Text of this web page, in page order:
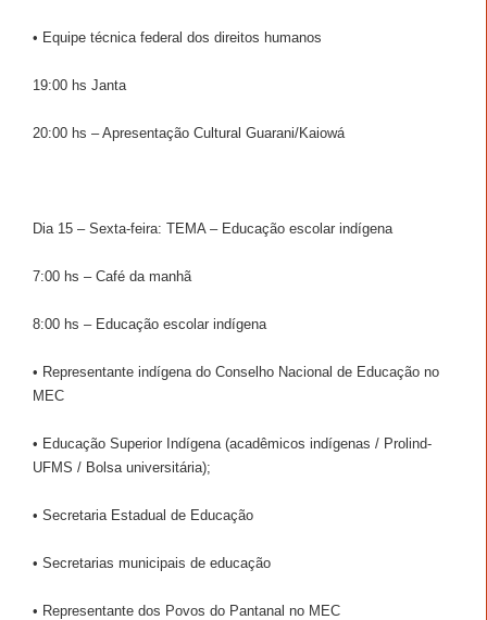
• Equipe técnica federal dos direitos humanos
19:00 hs Janta
20:00 hs – Apresentação Cultural Guarani/Kaiowá
Dia 15 – Sexta-feira: TEMA – Educação escolar indígena
7:00 hs – Café da manhã
8:00 hs – Educação escolar indígena
• Representante indígena do Conselho Nacional de Educação no
MEC
• Educação Superior Indígena (acadêmicos indígenas / Prolind-
UFMS / Bolsa universitária);
• Secretaria Estadual de Educação
• Secretarias municipais de educação
• Representante dos Povos do Pantanal no MEC